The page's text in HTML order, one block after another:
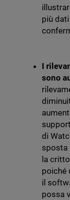
più
I
sono
di
sposta
la
poiché
il
possa